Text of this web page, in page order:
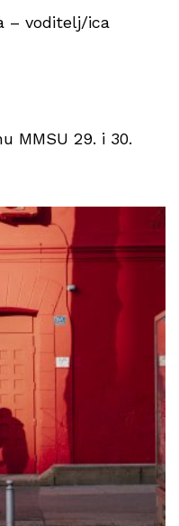
– voditelj/ica
MMSU 29. i 30.